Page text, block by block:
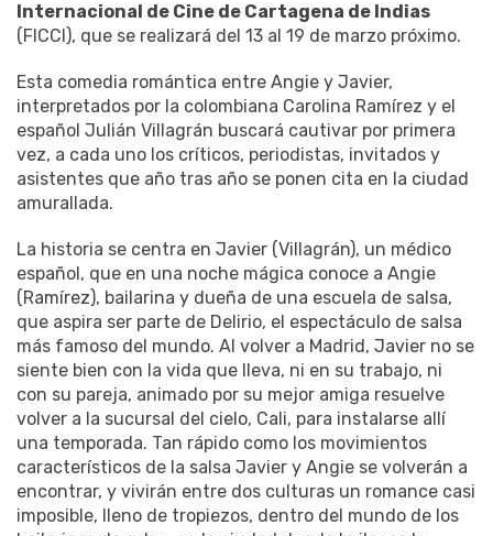
Internacional de Cine de Cartagena de Indias
(FICCI), que se realizará del 13 al 19 de marzo próximo.
Esta comedia romántica entre Angie y Javier,
interpretados por la colombiana Carolina Ramírez y el
español Julián Villagrán buscará cautivar por primera
vez, a cada uno los críticos, periodistas, invitados y
asistentes que año tras año se ponen cita en la ciudad
amurallada.
La historia se centra en Javier (Villagrán), un médico
español, que en una noche mágica conoce a Angie
(Ramírez), bailarina y dueña de una escuela de salsa,
que aspira ser parte de Delirio, el espectáculo de salsa
más famoso del mundo. Al volver a Madrid, Javier no se
siente bien con la vida que lleva, ni en su trabajo, ni
con su pareja, animado por su mejor amiga resuelve
volver a la sucursal del cielo, Cali, para instalarse allí
una temporada. Tan rápido como los movimientos
característicos de la salsa Javier y Angie se volverán a
encontrar, y vivirán entre dos culturas un romance casi
imposible, lleno de tropiezos, dentro del mundo de los